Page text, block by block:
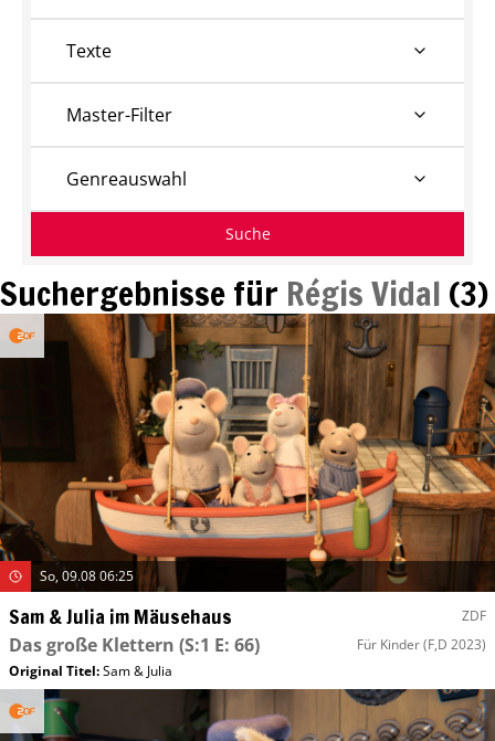
Suchergebnisse für Régis Vidal (3)
So, 09.08 06:25
Sam & Julia im Mäusehaus ZDF
Das große Klettern (S:1 E: 66) Für Kinder(F,D 2023)
Original Titel:Sam & Julia
Texte
Master-Filter
Genreauswahl
Suche